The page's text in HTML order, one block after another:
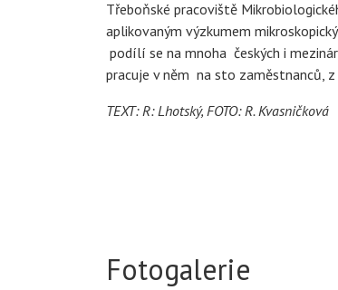
Třeboňské pracoviště
aplikovaným výzkumem
podílí se na mnoha českých i
pracuje v něm na sto zaměstnanců,
TEXT: R: Lhotský, FOTO: R. Kvasničková
Fotogalerie